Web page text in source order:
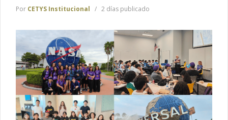
Por CETYS Institucional 2 días publicado